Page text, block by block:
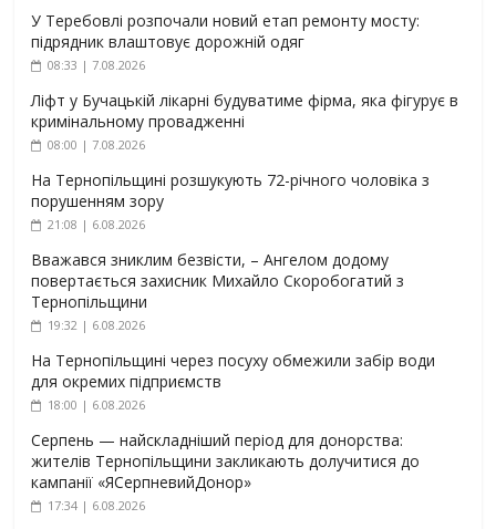
У Теребовлі розпочали новий етап ремонту мосту:
підрядник влаштовує дорожній одяг
08:33 | 7.08.2026
Ліфт у Бучацькій лікарні будуватиме фірма, яка фігурує в
кримінальному провадженні
08:00 | 7.08.2026
На Тернопільщині розшукують 72-річного чоловіка з
порушенням зору
21:08 | 6.08.2026
Вважався зниклим безвісти, – Ангелом додому
повертається захисник Михайло Скоробогатий з
Тернопільщини
19:32 | 6.08.2026
На Тернопільщині через посуху обмежили забір води
для окремих підприємств
18:00 | 6.08.2026
Серпень — найскладніший період для донорства:
жителів Тернопільщини закликають долучитися до
кампанії «ЯСерпневийДонор»
17:34 | 6.08.2026